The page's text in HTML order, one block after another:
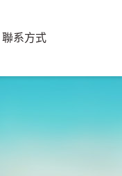
聯系方式